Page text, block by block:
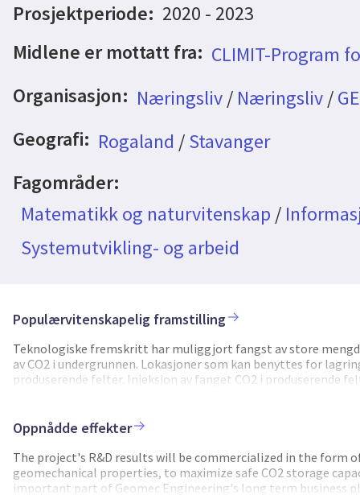
Prosjektperiode: 2020 - 2023
Midlene er mottatt fra: CLIMIT-Program
Organisasjon: Næringsliv/ Næringsliv/
Geografi: Rogaland /Stavanger
Fagområder:
Matematikk og naturvitenskap /
Systemutvikling- og arbeid
Populærvitenskapelig framstilling
Teknologiske fremskritt har muliggjort fangst av store
av CO2 i undergrunnen. Lokasjoner som kan benyttes for
produserende felter. Injeksjon av fanget CO2 i produserende
skala. Evnen til å overvåke CO2-injeksjonsprosesser og
reservoarintegritet og sikker permanent lagring. Dersom
transport og lagring av gassen være fånyttes, samtidig som
monitorering, måling og verifikasjon av injeksjonsprosesser
trinn. Prosjektet har utviklet en simuleringsmodell basert på
Oppnådde effekter
The project's R&D results will be commercialized in the
geomechanical properties, to maximize safe CO2 storage
important part of Geomec Engineering's long term business